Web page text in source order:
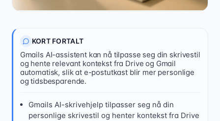
Kontakt oss
KORT FORTALT
Gmails AI-assistent kan nå tilpasse seg din skrivestil
og hente relevant kontekst fra Drive og Gmail
automatisk, slik at e-postutkast blir mer personlige
og tidsbesparende.
Gmails AI-skrivehjelp tilpasser seg nå din
personlige skrivestil og henter kontekst fra Drive